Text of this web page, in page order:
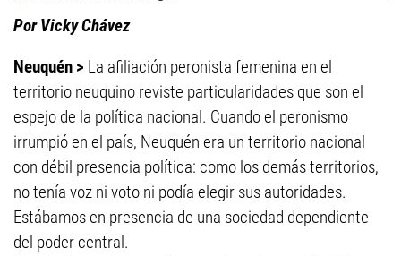
Por Vicky Chávez
Neuquén > La afiliación peronista femenina en el
territorio neuquino reviste particularidades que son el
espejo de la política nacional. Cuando el peronismo
irrumpió en el país, Neuquén era un territorio nacional
con débil presencia política: como los demás territorios,
no tenía voz ni voto ni podía elegir sus autoridades.
Estábamos en presencia de una sociedad dependiente
del poder central.